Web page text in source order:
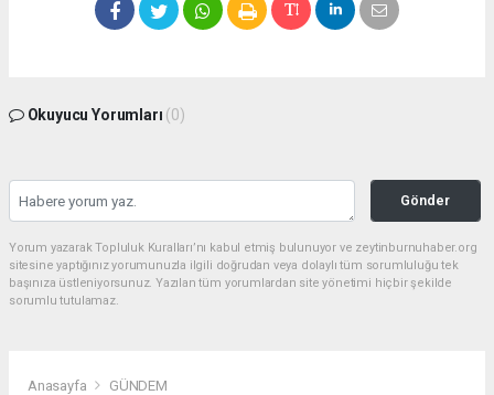
Okuyucu Yorumları (0)
Gönder
Yorum yazarak Topluluk Kuralları’nı kabul etmiş bulunuyor ve zeytinburnuhaber.org
sitesine yaptığınız yorumunuzla ilgili doğrudan veya dolaylı tüm sorumluluğu tek
başınıza üstleniyorsunuz. Yazılan tüm yorumlardan site yönetimi hiçbir şekilde
sorumlu tutulamaz.
Anasayfa GÜNDEM